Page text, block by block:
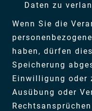
Daten zu
Wenn Sie die
haben, dürfen
Speicherung
Einwilligung oder
Ausübung oder